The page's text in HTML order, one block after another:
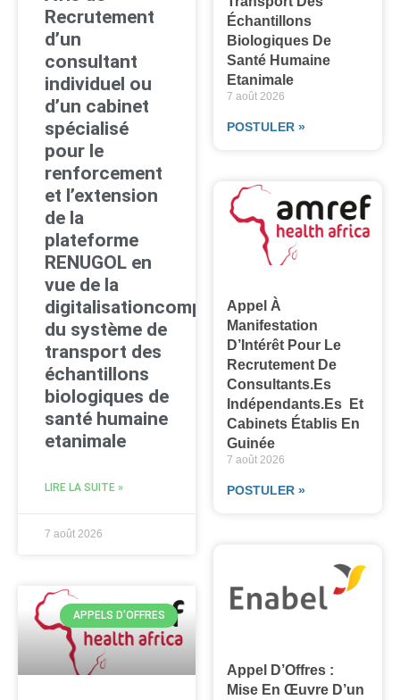
Recrutement
d’un
consultant
individuel ou
d’un cabinet
spécialisé
pour le
renforcement
et l’extension
de la
plateforme
RENUGOL en
vue de la
digitalisationcomplète
du système de
transport des
échantillons
biologiques de
santé humaine
etanimale
LIRE LA SUITE »
7 août 2026
APPELS D'OFFRES
Échantillons
Biologiques De
Santé Humaine
Etanimale
7 août 2026
POSTULER »
Appel À
Manifestation
D’Intérêt Pour Le
Recrutement De
Consultants.es
Indépendants.es Et
Cabinets Établis En
Guinée
7 août 2026
POSTULER »
Appel D’Offres :
Mise En Œuvre D’un